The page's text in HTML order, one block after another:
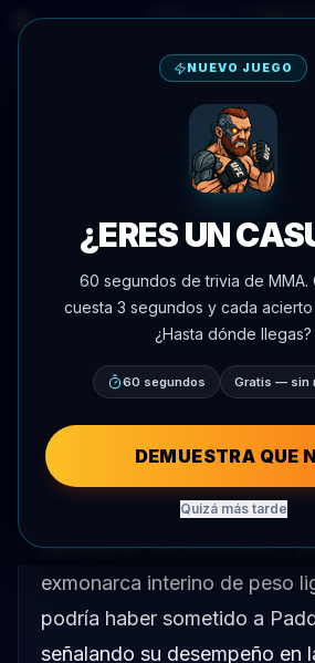
🎮 Fantasía 📅
Entrevista
Justin Gaethje dice
suelo está
podría someter a
Oscar Nascimento
AgentMMA.com
Justin Gaethje cree que los
aficionados subestiman
habilidades de lucha libre y
exmonarca interino de peso
podría haber sometido a
señalando su desempeño en
NUEVO JUEGO
¿ERES UN
60 segundos de trivia de MMA.
cuesta 3 segundos y cada
¿Hasta dónde llegas?
60 segundos Gratis — sin
DEMUESTRA QUE
Quizá más tarde